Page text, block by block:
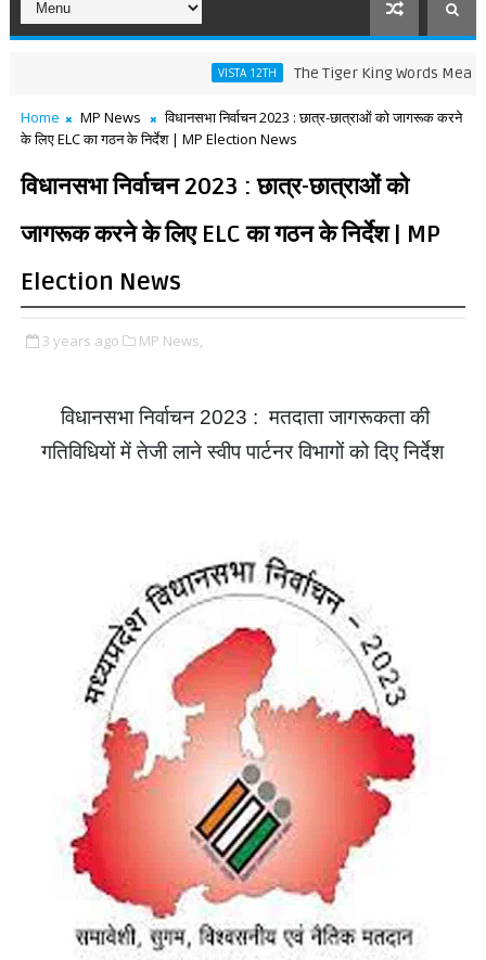
The Tiger King Words Meaning and
Home MP News
विधानसभा निर्वाचन 2023 : छात्र-छात्राओं को जागरूक करने
के लिए ELC का गठन के निर्देश | MP Election News
विधानसभा निर्वाचन 2023 : छात्र-छात्राओं को
जागरूक करने के लिए ELC का गठन के निर्देश | MP
Election News
3 years ago MP News,
विधानसभा निर्वाचन 2023 :मतदाता जागरूकता की
गतिविधियों में तेजी लाने स्वीप पार्टनर विभागों को दिए निर्देश